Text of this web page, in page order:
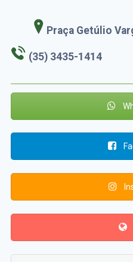
Praça Getúlio
(35) 3435-1414